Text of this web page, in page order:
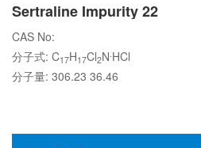
Sertraline Impurity 22
CAS No:
分子式: C17H17Cl2N HCl
分子量: 306.23 36.46